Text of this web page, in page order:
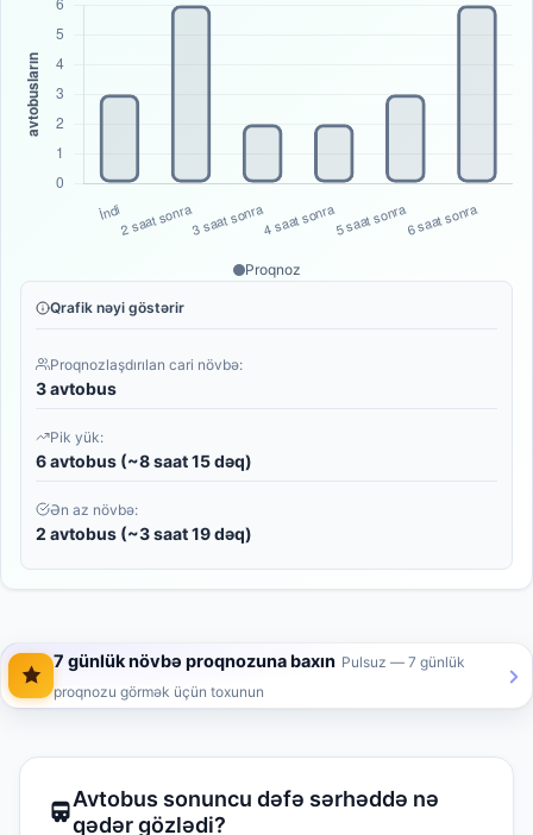
Proqnoz
Qrafik nəyi göstərir
Proqnozlaşdırılan cari növbə:
3 avtobus
Pik yük:
6 avtobus (~8 saat 15 dəq)
Ən az növbə:
2 avtobus (~3 saat 19 dəq)
7 günlük növbə proqnozuna baxın Pulsuz — 7 günlük
proqnozu görmək üçün toxunun
Avtobus sonuncu dəfə sərhəddə nə
qədər gözlədi?